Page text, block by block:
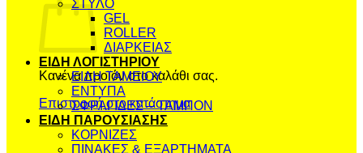
Κανένα προϊόν στο καλάθι σας.
Επιστροφή στο κατάστημα
ΣΤΥΛΟ
GEL
ROLLER
ΔΙΑΡΚΕΙΑΣ
ΕΙΔΗ ΛΟΓΙΣΤΗΡΙΟΥ
ΕΙΔΗ ΤΑΜΕΙΟΥ
ΕΝΤΥΠΑ
ΣΦΡΑΓΙΔΕΣ – ΤΑΜΠΟΝ
ΕΙΔΗ ΠΑΡΟΥΣΙΑΣΗΣ
ΚΟΡΝΙΖΕΣ
ΠΙΝΑΚΕΣ & ΕΞΑΡΤΗΜΑΤΑ